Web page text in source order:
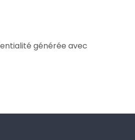
générée avec